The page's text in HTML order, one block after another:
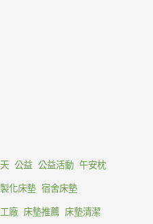
公益 公益活動 午安枕
化床墊 宿舍床墊
廠 床墊推薦 床墊清潔